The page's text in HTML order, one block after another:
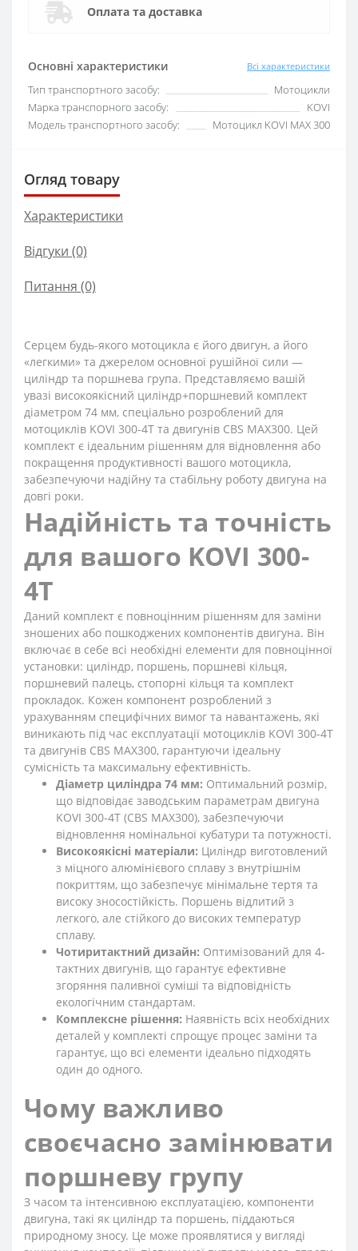
Основні характеристики Всі характеристики
Тип транспортного засобу:
Мотоцикли
Марка транспорного засобу:
KOVI
Модель транспортного засобу:
Мотоцикл KOVI MAX 300
Оплата та доставка
Огляд товару
Характеристики
Відгуки (0)
Питання (0)
Серцем будь-якого мотоцикла є його двигун, а його
«легкими» та джерелом основної рушійної сили —
циліндр та поршнева група. Представляємо вашій
увазі високоякісний циліндр+поршневий комплект
діаметром 74 мм, спеціально розроблений для
мотоциклів KOVI 300-4Т та двигунів CBS MAX300. Цей
комплект є ідеальним рішенням для відновлення або
покращення продуктивності вашого мотоцикла,
забезпечуючи надійну та стабільну роботу двигуна на
довгі роки.
Надійність та точність
для вашого KOVI 300-
4Т
Даний комплект є повноцінним рішенням для заміни
зношених або пошкоджених компонентів двигуна. Він
включає в себе всі необхідні елементи для повноцінної
установки: циліндр, поршень, поршневі кільця,
поршневий палець, стопорні кільця та комплект
прокладок. Кожен компонент розроблений з
урахуванням специфічних вимог та навантажень, які
виникають під час експлуатації мотоциклів KOVI 300-4Т
та двигунів CBS MAX300, гарантуючи ідеальну
сумісність та максимальну ефективність.
Діаметр циліндра 74 мм: Оптимальний розмір,
що відповідає заводським параметрам двигуна
KOVI 300-4Т (CBS MAX300), забезпечуючи
відновлення номінальної кубатури та потужності.
Високоякісні матеріали: Циліндр виготовлений
з міцного алюмінієвого сплаву з внутрішнім
покриттям, що забезпечує мінімальне тертя та
високу зносостійкість. Поршень відлитий з
легкого, але стійкого до високих температур
сплаву.
Чотиритактний дизайн: Оптимізований для 4-
тактних двигунів, що гарантує ефективне
згоряння паливної суміші та відповідність
екологічним стандартам.
Комплексне рішення: Наявність всіх необхідних
деталей у комплекті спрощує процес заміни та
гарантує, що всі елементи ідеально підходять
один до одного.
Чому важливо
своєчасно замінювати
поршневу групу
З часом та інтенсивною експлуатацією, компоненти
двигуна, такі як циліндр та поршень, піддаються
природному зносу. Це може проявлятися у вигляді